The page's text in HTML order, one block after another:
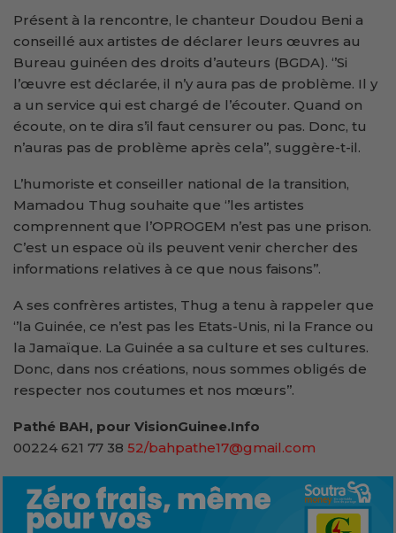
Présent à la rencontre, le chanteur Doudou Beni a
conseillé aux artistes de déclarer leurs œuvres au
Bureau guinéen des droits d’auteurs (BGDA). ‘’Si
l’œuvre est déclarée, il n’y aura pas de problème. Il y
a un service qui est chargé de l’écouter. Quand on
écoute, on te dira s’il faut censurer ou pas. Donc, tu
n’auras pas de problème après cela’’, suggère-t-il.
L’humoriste et conseiller national de la transition,
Mamadou Thug souhaite que ‘’les artistes
comprennent que l’OPROGEM n’est pas une prison.
C’est un espace où ils peuvent venir chercher des
informations relatives à ce que nous faisons’’.
A ses confrères artistes, Thug a tenu à rappeler que
‘’la Guinée, ce n’est pas les Etats-Unis, ni la France ou
la Jamaïque. La Guinée a sa culture et ses cultures.
Donc, dans nos créations, nous sommes obligés de
respecter nos coutumes et nos mœurs’’.
Pathé BAH, pour VisionGuinee.Info
00224 621 77 38 52/bahpathe17@gmail.com